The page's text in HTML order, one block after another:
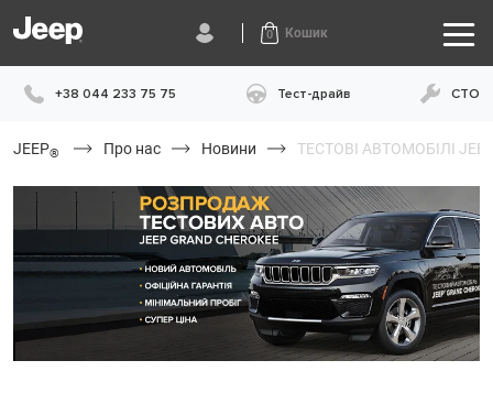
0 Кошик
+38 044 233 75 75 Тест-драйв СТО
JEEP® Про нас Новини ТЕСТОВІ АВТОМОБІЛІ